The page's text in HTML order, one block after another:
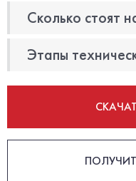
Сколько стоят
Этапы